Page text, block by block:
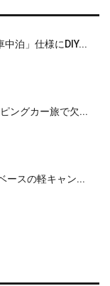
中泊」仕様にDIY...
ングカー旅で欠...
ースの軽キャン...